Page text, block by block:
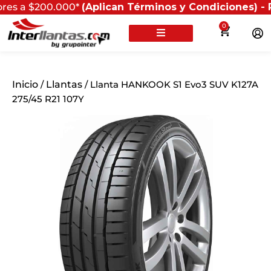
(Aplican Términos y Condiciones) -
0
Inicio / Llantas / Llanta HANKOOK S1 Evo3 SUV K127A
275/45 R21 107Y